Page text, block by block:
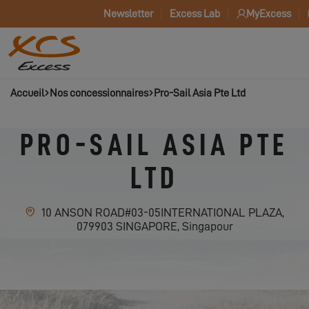
Newsletter Excess Lab MyExcess
Accueil Nos concessionnaires Pro-Sail Asia Pte Ltd
PRO-SAIL ASIA PTE
LTD
10 ANSON ROAD#03-05INTERNATIONAL PLAZA,
079903 SINGAPORE, Singapour